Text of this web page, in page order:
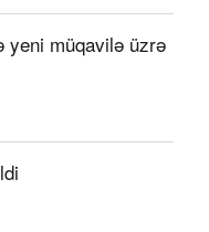
yeni müqavilə üzrə